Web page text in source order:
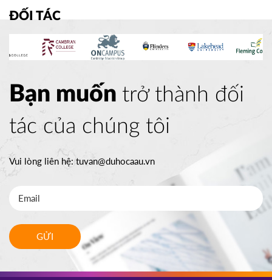
ĐỐI TÁC
Bạn muốn trở thành đối
tác của chúng tôi
Vui lòng liên hệ:tuvan@duhocaau.vn
GỬI